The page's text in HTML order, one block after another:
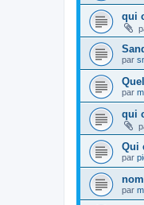
qui
par
par
qui
Qui
par
par